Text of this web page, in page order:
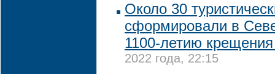
Около 30
сформировали в
1100-летию
2022 года, 22:15